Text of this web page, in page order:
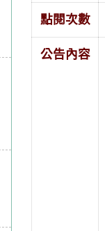
點閱次數
公告內容